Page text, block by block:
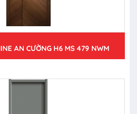
AN CƯỜNG H6 MS 479 NWM